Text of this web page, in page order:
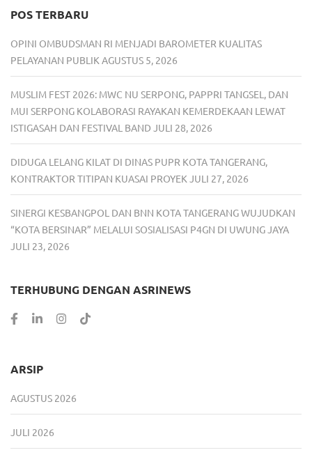
POS TERBARU
OPINI OMBUDSMAN RI MENJADI BAROMETER KUALITAS
PELAYANAN PUBLIK AGUSTUS 5, 2026
MUSLIM FEST 2026: MWC NU SERPONG, PAPPRI TANGSEL, DAN
MUI SERPONG KOLABORASI RAYAKAN KEMERDEKAAN LEWAT
ISTIGASAH DAN FESTIVAL BAND JULI 28, 2026
DIDUGA LELANG KILAT DI DINAS PUPR KOTA TANGERANG,
KONTRAKTOR TITIPAN KUASAI PROYEK JULI 27, 2026
SINERGI KESBANGPOL DAN BNN KOTA TANGERANG WUJUDKAN
“KOTA BERSINAR” MELALUI SOSIALISASI P4GN DI UWUNG JAYA
JULI 23, 2026
TERHUBUNG DENGAN ASRINEWS
ARSIP
AGUSTUS 2026
JULI 2026